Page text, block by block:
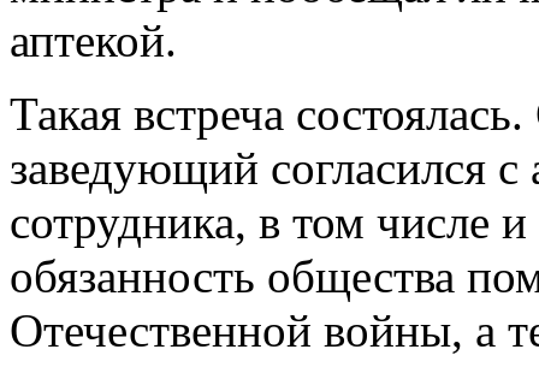
аптекой.
Такая встреча
заведующий согласился
сотрудника, в том числе
обязанность общества
Отечественной войны, а